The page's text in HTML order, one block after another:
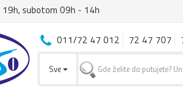
19h, subotom 09h - 14h
011/72 47 012 72 47 707
Sve